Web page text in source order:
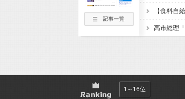
【食料自
1～16位